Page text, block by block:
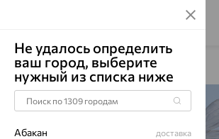
Главная Акции
Не удалось определить
ваш город, выберите
нужный из списка ниже
Абакан доставка